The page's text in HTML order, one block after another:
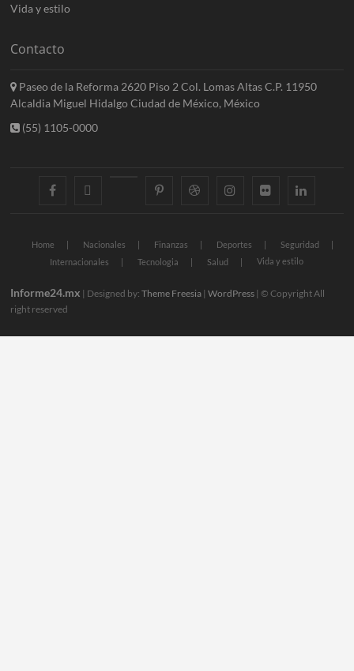
Vida y estilo
Contacto
Paseo de la Reforma 2620 Piso 2 Col. Lomas Altas C.P. 11950
Alcaldia Miguel Hidalgo Ciudad de México, México
(55) 1105-0000
facebook googlepluspinterestdribbble instagramflickr linkedin
Home Nacionales Finanzas Deportes
Seguridad
Internacionales
Tecnologia Salud Vida y estilo
Informe24.mx | Designed by:Theme Freesia |WordPress | © Copyright All
right reserved